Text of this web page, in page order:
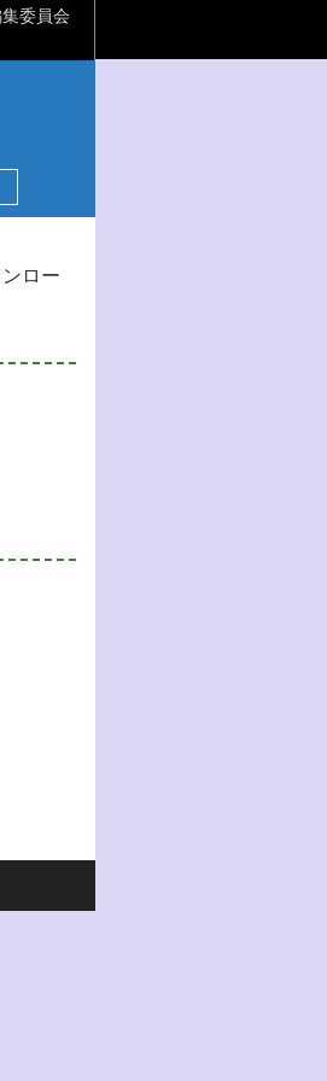
委員会
ロー